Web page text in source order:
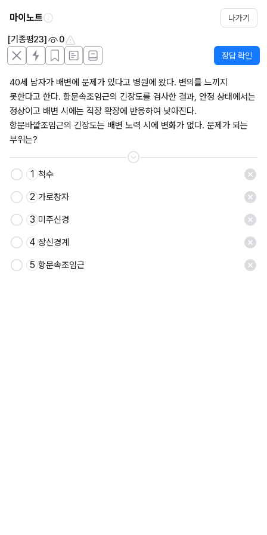
마이노트 나가기
[기종평23] 0
정답 확인
40세 남자가 배변에 문제가 있다고 병원에 왔다. 변의를 느끼지
못한다고 한다. 항문속조임근의 긴장도를 검사한 결과, 안정 상태에서는
정상이고 배변 시에는 직장 확장에 반응하여 낮아진다.
항문바깥조임근의 긴장도는 배변 노력 시에 변화가 없다. 문제가 되는
부위는?
저장
1 척수
2 가로창자
3 미주신경
4 장신경계
5 항문속조임근